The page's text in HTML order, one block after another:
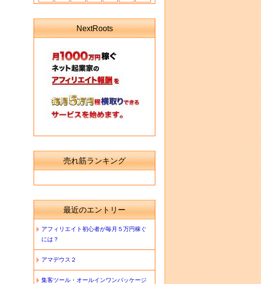
NextRoots
売れ筋ランキング
最近のエントリー
アフィリエイト初心者が毎月５万円稼ぐ
には？
アマデウス２
集客ツール・オールインワンパッケージ